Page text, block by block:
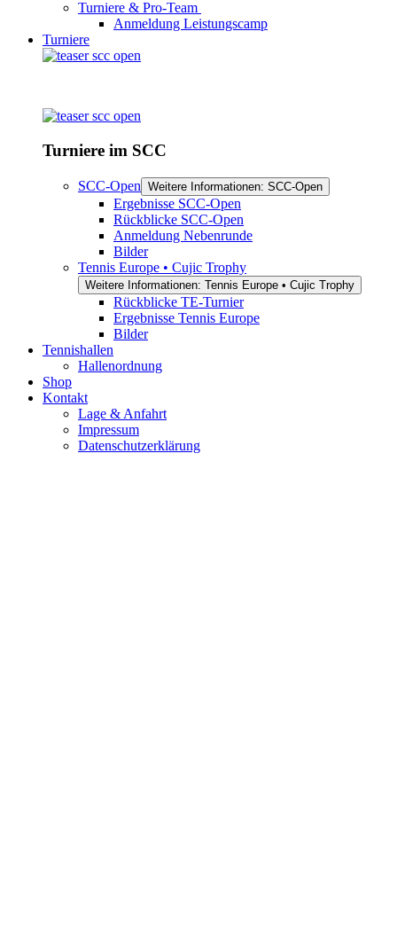
Turniere & Pro-Team
Anmeldung Leistungscamp
Turniere
Turniere im SCC
SCC-Open Weitere Informationen: SCC-Open
Ergebnisse SCC-Open
Rückblicke SCC-Open
Anmeldung Nebenrunde
Bilder
Tennis Europe • Cujic Trophy
Weitere Informationen: Tennis Europe • Cujic Trophy
Rückblicke TE-Turnier
Ergebnisse Tennis Europe
Bilder
Tennishallen
Hallenordnung
Shop
Kontakt
Lage & Anfahrt
Impressum
Datenschutzerklärung